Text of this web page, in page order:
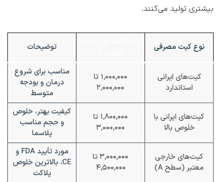
بیشتری تولید می‌کنند.
نوع کیت مصرفی توضیحات
کیت‌های ایرانی
استاندارد
۱,۰۰۰,۰۰۰ تا
۲,۰۰۰,۰۰۰
مناسب برای شروع
درمان و بودجه
متوسط
کیت‌های ایرانی با
خلوص بالا
۱,۸۰۰,۰۰۰ تا
۳,۰۰۰,۰۰۰
کیفیت بهتر، خلوص
و حجم مناسب
پلاسما
کیت‌های خارجی
معتبر (سطح A)
۳,۰۰۰,۰۰۰ تا
۴,۵۰۰,۰۰۰
مورد تأیید FDA و
CE، بالاترین خلوص
پلاکت